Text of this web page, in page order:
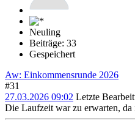
Neuling
Beiträge: 33
Gespeichert
Aw: Einkommensrunde 2026
#31
27.03.2026 09:02 Letzte
Die Laufzeit war zu erwarten,